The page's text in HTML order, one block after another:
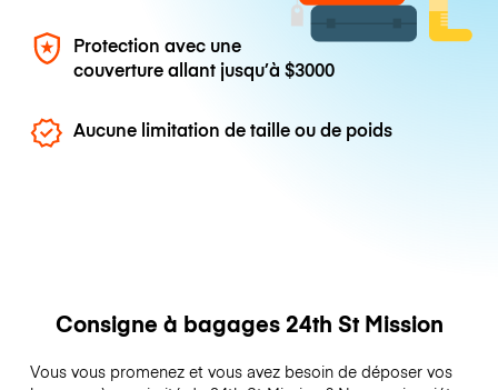
Protection avec une
couverture allant jusqu’à$3000
Aucune limitation de taille ou de poids
Consigne à bagages 24th St Mission
Vous vous promenez et vous avez besoin de déposer vos